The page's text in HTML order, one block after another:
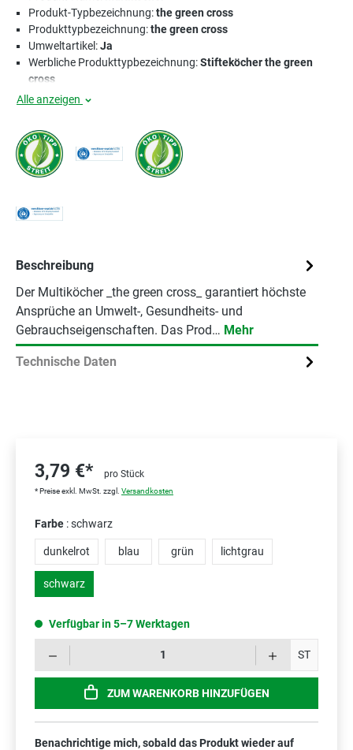
Produkt-Typbezeichnung:the green cross
Produkttypbezeichnung:the green cross
Umweltartikel:Ja
Werbliche Produkttypbezeichnung:Stifteköcher the green
cross
Alle anzeigen
Beschreibung
Der Multiköcher _the green cross_ garantiert höchste
Ansprüche an Umwelt-, Gesundheits- und
Gebrauchseigenschaften. Das Prod… Mehr
Technische Daten
3,79 €* pro Stück
* Preise exkl. MwSt. zzgl. Versandkosten
Farbe : schwarz
dunkelrot blau grün lichtgrau
schwarz
Verfügbar in 5–7 Werktagen
ST
ZUM WARENKORB HINZUFÜGEN
Benachrichtige mich, sobald das Produkt wieder auf